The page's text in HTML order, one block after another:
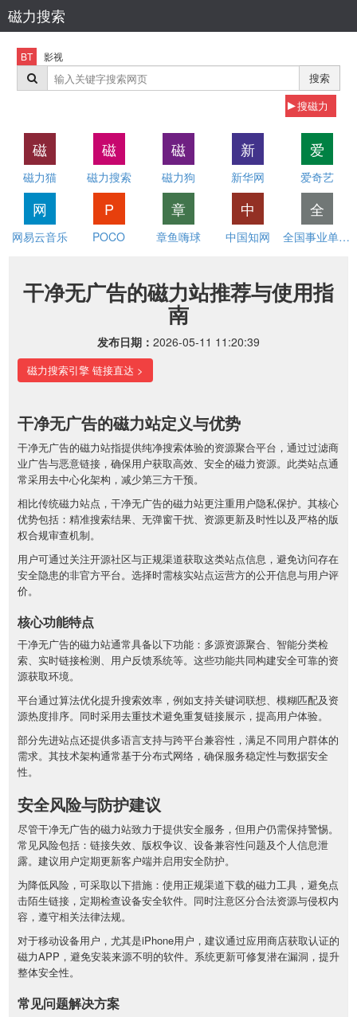
磁力搜索
BT 影视
搜索
搜磁力
磁
磁力猫
磁
磁力搜索
磁
磁力狗
新
新华网
爱
爱奇艺
网
网易云音乐
P
POCO
章
章鱼嗨球
中
中国知网
全
全国事业单位招聘网
干净无广告的磁力站推荐与使用指
南
发布日期： 2026-05-11 11:20:39
磁力搜索引擎 链接直达 >
干净无广告的磁力站定义与优势
干净无广告的磁力站指提供纯净搜索体验的资源聚合平台，通过过滤商
业广告与恶意链接，确保用户获取高效、安全的磁力资源。此类站点通
常采用去中心化架构，减少第三方干预。
相比传统磁力站点，干净无广告的磁力站更注重用户隐私保护。其核心
优势包括：精准搜索结果、无弹窗干扰、资源更新及时性以及严格的版
权合规审查机制。
用户可通过关注开源社区与正规渠道获取这类站点信息，避免访问存在
安全隐患的非官方平台。选择时需核实站点运营方的公开信息与用户评
价。
核心功能特点
干净无广告的磁力站通常具备以下功能：多源资源聚合、智能分类检
索、实时链接检测、用户反馈系统等。这些功能共同构建安全可靠的资
源获取环境。
平台通过算法优化提升搜索效率，例如支持关键词联想、模糊匹配及资
源热度排序。同时采用去重技术避免重复链接展示，提高用户体验。
部分先进站点还提供多语言支持与跨平台兼容性，满足不同用户群体的
需求。其技术架构通常基于分布式网络，确保服务稳定性与数据安全
性。
安全风险与防护建议
尽管干净无广告的磁力站致力于提供安全服务，但用户仍需保持警惕。
常见风险包括：链接失效、版权争议、设备兼容性问题及个人信息泄
露。建议用户定期更新客户端并启用安全防护。
为降低风险，可采取以下措施：使用正规渠道下载的磁力工具，避免点
击陌生链接，定期检查设备安全软件。同时注意区分合法资源与侵权内
容，遵守相关法律法规。
对于移动设备用户，尤其是iPhone用户，建议通过应用商店获取认证的
磁力APP，避免安装来源不明的软件。系统更新可修复潜在漏洞，提升
整体安全性。
常见问题解决方案